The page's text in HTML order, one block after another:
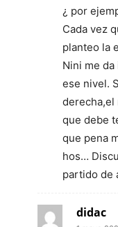
¿ por
Cada vez
planteo la
Nini me
ese nivel.
derecha,el
que debe
que pena
hos…
partido de
didac